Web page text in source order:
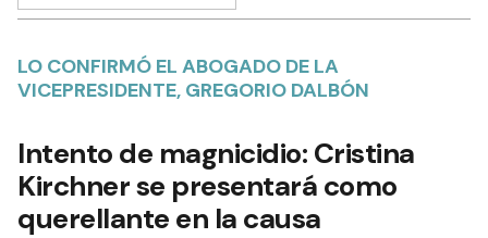
LO CONFIRMÓ EL ABOGADO DE LA
VICEPRESIDENTE, GREGORIO DALBÓN
Intento de magnicidio: Cristina
Kirchner se presentará como
querellante en la causa